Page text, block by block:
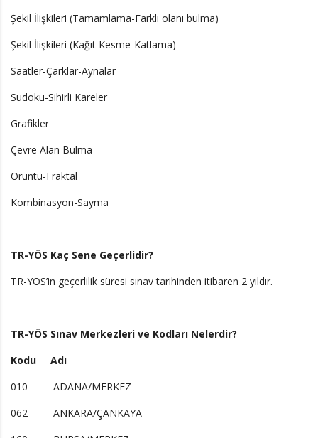
Şekil İlişkileri (Tamamlama-Farklı olanı bulma)
Şekil İlişkileri (Kağıt Kesme-Katlama)
Saatler-Çarklar-Aynalar
Sudoku-Sihirli Kareler
Grafikler
Çevre Alan Bulma
Örüntü-Fraktal
Kombinasyon-Sayma
TR-YÖS Kaç Sene Geçerlidir?
TR-YOS’in geçerlilik süresi sınav tarihinden itibaren 2 yıldır.
TR-YÖS Sınav Merkezleri ve Kodları Nelerdir?
Kodu Adı
010 ADANA/MERKEZ
062 ANKARA/ÇANKAYA